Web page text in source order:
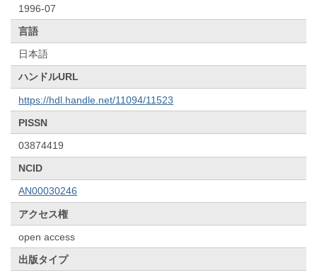
1996-07
言語
日本語
ハンドルURL
https://hdl.handle.net/11094/11523
PISSN
03874419
NCID
AN00030246
アクセス権
open access
出版タイプ